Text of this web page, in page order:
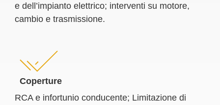
e dell’impianto elettrico; interventi su motore,
cambio e trasmissione.
Coperture
RCA e infortunio conducente; Limitazione di